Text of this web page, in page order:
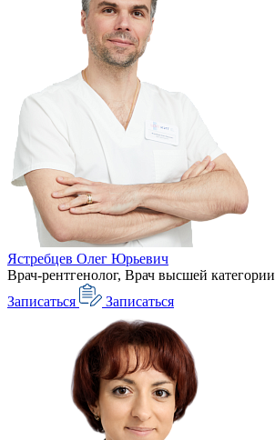
Ястребцев Олег Юрьевич
Врач-рентгенолог, Врач высшей категории
Записаться
Записаться